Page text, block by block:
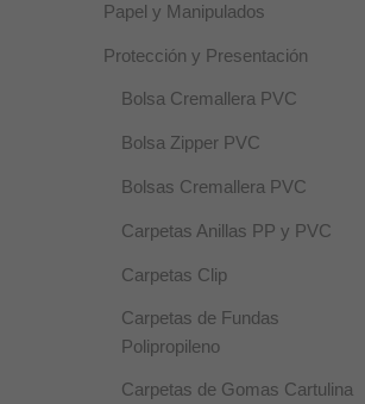
Papel y Manipulados
Protección y Presentación
Bolsa Cremallera PVC
Bolsa Zipper PVC
Bolsas Cremallera PVC
Carpetas Anillas PP y PVC
Carpetas Clip
Carpetas de Fundas
Polipropileno
Carpetas de Gomas Cartulina